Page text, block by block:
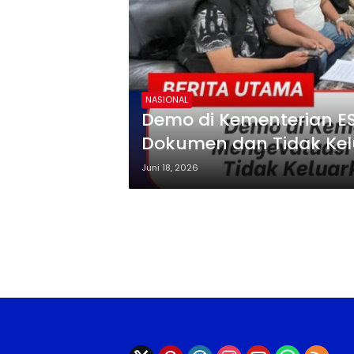
NASIONAL
Demo di Kementerian
Dokumen dan Tidak
Juni 18, 2026